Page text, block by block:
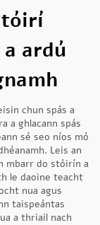
ardú
chun spás a
a ghlacann spás
sé seo níos mó
Leis an
mbarr do stóirín a
le daoine teacht
nua agus
taispeántas
a thriail nach